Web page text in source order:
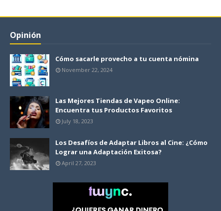
Opinión
Cómo sacarle provecho a tu cuenta nómina
November 22, 2024
Las Mejores Tiendas de Vapeo Online:
Encuentra tus Productos Favoritos
July 18, 2023
Los Desafíos de Adaptar Libros al Cine: ¿Cómo
Lograr una Adaptación Exitosa?
April 27, 2023